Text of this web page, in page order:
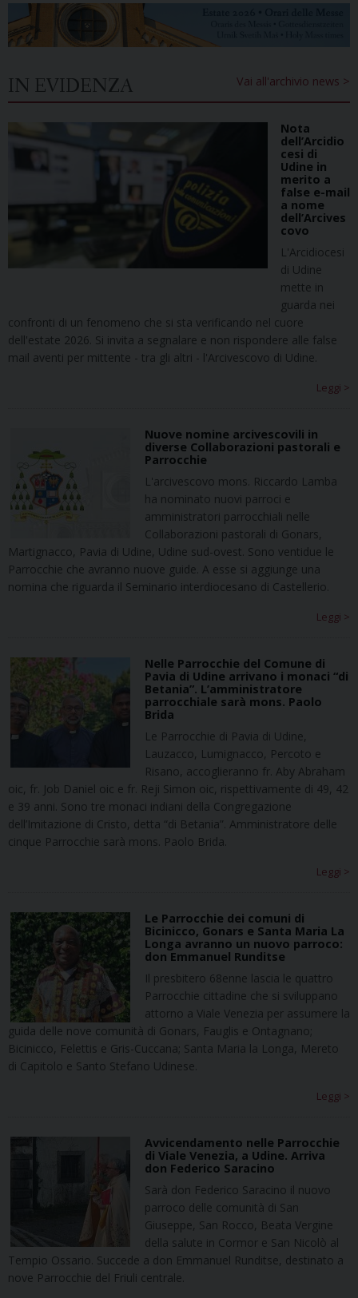
Vai all'archivio news >
IN EVIDENZA
Nota
dell’Arcidio
cesi di
Udine in
merito a
false e-mail
a nome
dell’Arcives
covo
L'Arcidiocesi
di Udine
mette in
guarda nei
confronti di un fenomeno che si sta verificando nel cuore
dell'estate 2026. Si invita a segnalare e non rispondere alle false
mail aventi per mittente - tra gli altri - l'Arcivescovo di Udine.
Leggi >
Nuove nomine arcivescovili in
diverse Collaborazioni pastorali e
Parrocchie
L'arcivescovo mons. Riccardo Lamba
ha nominato nuovi parroci e
amministratori parrocchiali nelle
Collaborazioni pastorali di Gonars,
Martignacco, Pavia di Udine, Udine sud-ovest. Sono ventidue le
Parrocchie che avranno nuove guide. A esse si aggiunge una
nomina che riguarda il Seminario interdiocesano di Castellerio.
Leggi >
Nelle Parrocchie del Comune di
Pavia di Udine arrivano i monaci “di
Betania”. L’amministratore
parrocchiale sarà mons. Paolo
Brida
Le Parrocchie di Pavia di Udine,
Lauzacco, Lumignacco, Percoto e
Risano, accoglieranno fr. Aby Abraham
oic, fr. Job Daniel oic e fr. Reji Simon oic, rispettivamente di 49, 42
e 39 anni. Sono tre monaci indiani della Congregazione
dell’Imitazione di Cristo, detta “di Betania”. Amministratore delle
cinque Parrocchie sarà mons. Paolo Brida.
Leggi >
Le Parrocchie dei comuni di
Bicinicco, Gonars e Santa Maria La
Longa avranno un nuovo parroco:
don Emmanuel Runditse
Il presbitero 68enne lascia le quattro
Parrocchie cittadine che si sviluppano
attorno a Viale Venezia per assumere la
guida delle nove comunità di Gonars, Fauglis e Ontagnano;
Bicinicco, Felettis e Gris-Cuccana; Santa Maria la Longa, Mereto
di Capitolo e Santo Stefano Udinese.
Leggi >
Avvicendamento nelle Parrocchie
di Viale Venezia, a Udine. Arriva
don Federico Saracino
Sarà don Federico Saracino il nuovo
parroco delle comunità di San
Giuseppe, San Rocco, Beata Vergine
della salute in Cormor e San Nicolò al
Tempio Ossario. Succede a don Emmanuel Runditse, destinato a
nove Parrocchie del Friuli centrale.